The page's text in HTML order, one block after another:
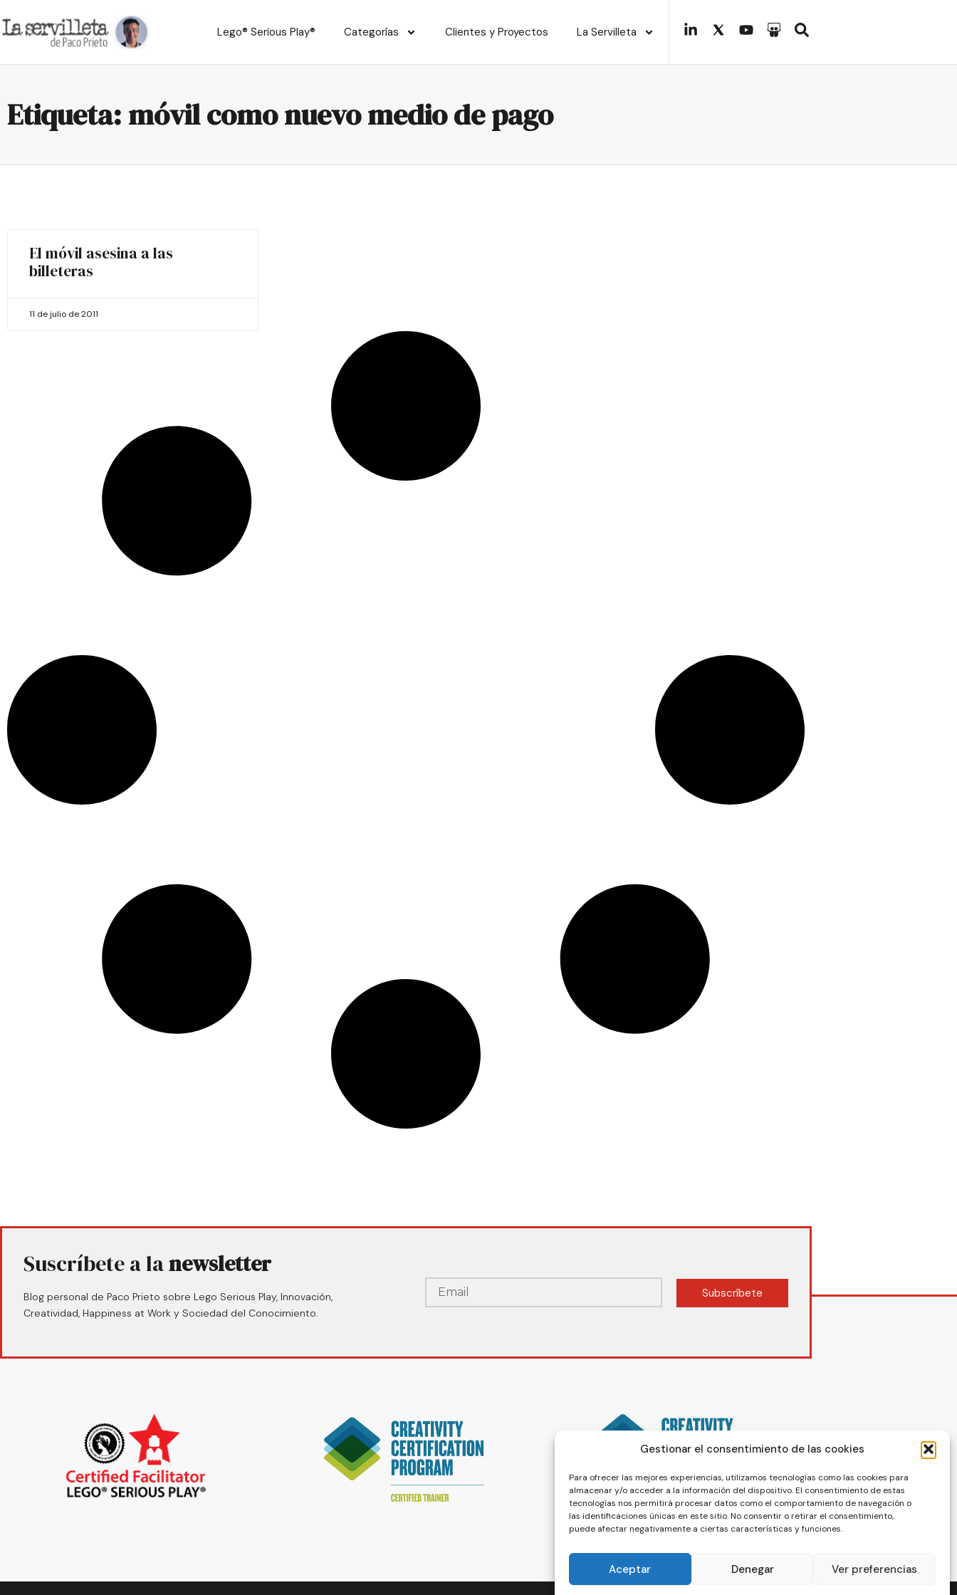
Gestionar el consentimiento de las cookies
Para ofrecer las mejores experiencias, utilizamos tecnologías como las cookies para
almacenar y/o acceder a la información del dispositivo. El consentimiento de estas
tecnologías nos permitirá procesar datos como el comportamiento de navegación o
las identificaciones únicas en este sitio. No consentir o retirar el consentimiento,
puede afectar negativamente a ciertas características y funciones.
Aceptar Denegar Ver preferencias
Lego® Serious Play® Categorías Clientes y Proyectos La Servilleta
Etiqueta: móvil como nuevo medio de pago
El móvil asesina a las
billeteras
11 de julio de 2011
Suscríbete a lanewsletter
Blog personal de Paco Prieto sobre Lego Serious Play, Innovación,
Creatividad, Happiness at Work y Sociedad del Conocimiento.
Subscríbete